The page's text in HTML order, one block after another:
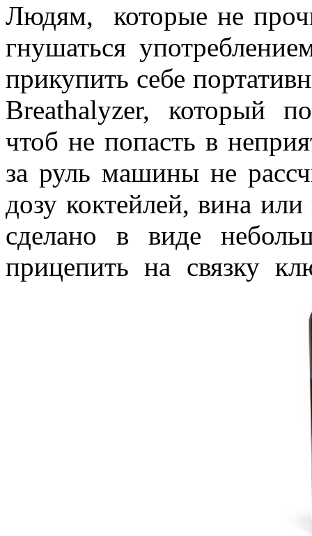
Людям, которые не
гнушаться
прикупить себе
Breathalyzer, который
чтоб не попасть в
за руль машины не
дозу коктейлей, вина
сделано в виде
прицепить на связку